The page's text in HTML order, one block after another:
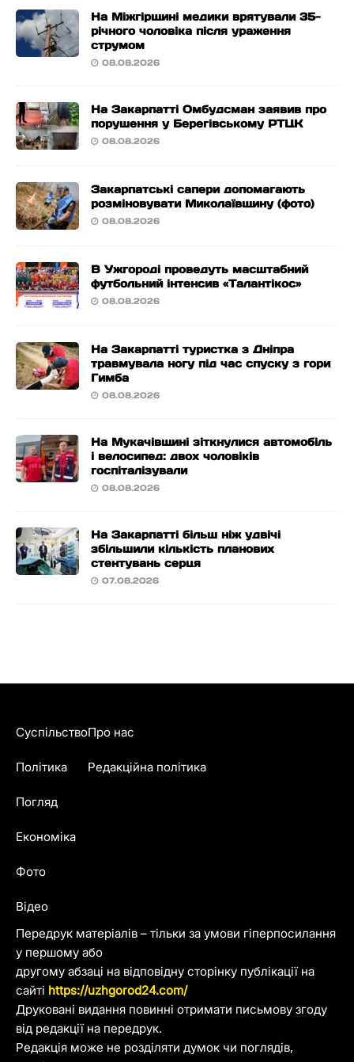
На Міжгірщині медики врятували 35-
річного чоловіка після ураження
струмом
08.08.2026
На Закарпатті Омбудсман заявив про
порушення у Берегівському РТЦК
08.08.2026
Закарпатські сапери допомагають
розміновувати Миколаївщину (фото)
08.08.2026
В Ужгороді проведуть масштабний
футбольний інтенсив «Талантікос»
08.08.2026
На Закарпатті туристка з Дніпра
травмувала ногу під час спуску з гори
Гимба
08.08.2026
На Мукачівщині зіткнулися автомобіль
і велосипед: двох чоловіків
госпіталізували
08.08.2026
На Закарпатті більш ніж удвічі
збільшили кількість планових
стентувань серця
07.08.2026
Передрук матеріалів – тільки за умови гіперпосилання
у першому або
другому абзаці на відповідну сторінку публікації на
сайті https://uzhgorod24.com/
Друковані видання повинні отримати письмову згоду
від редакції на передрук.
Редакція може не розділяти думок чи поглядів,
Суспільство
Політика
Погляд
Економіка
Фото
Відео
Про нас
Редакційна політика